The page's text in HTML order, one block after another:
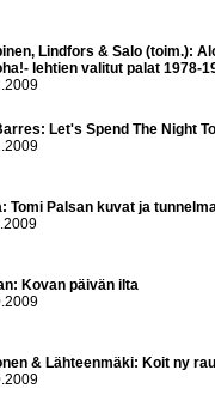
Lindfors & Salo (toim.):
lehtien valitut palat 1978-
Let's Spend The Night
Tomi Palsan kuvat ja
Kovan päivän ilta
& Lähteenmäki: Koit ny